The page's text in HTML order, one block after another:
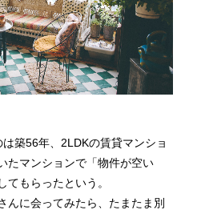
築56年、2LDKの賃貸マンショ
たマンションで「物件が空い
てもらったという。
んに会ってみたら、たまたま別